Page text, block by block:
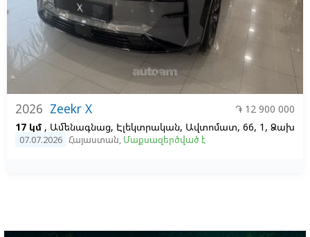
2026 Zeekr X
֏ 12 900 000
17 կմ , Ամենագնաց, Էլեկտրական, Ավտոմատ, 66, 1, Ձախ
07.07.2026 Հայաստան, Մաքսազերծված է